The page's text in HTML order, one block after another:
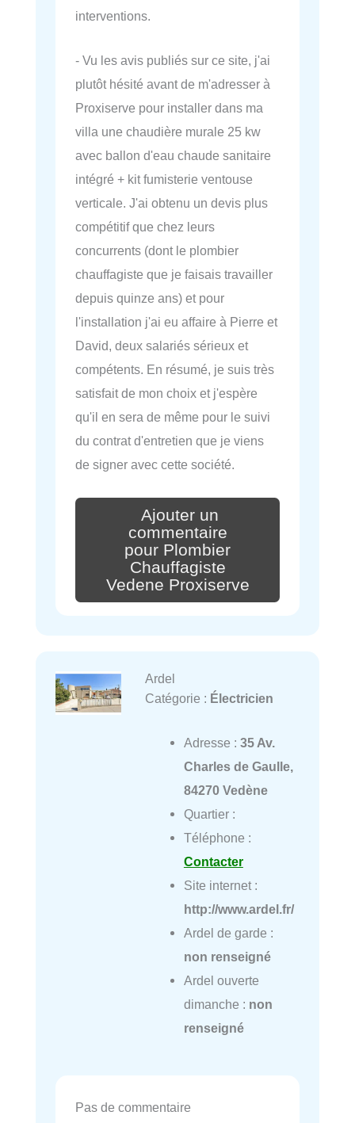
interventions.
- Vu les avis publiés sur ce site, j'ai
plutôt hésité avant de m'adresser à
Proxiserve pour installer dans ma
villa une chaudière murale 25 kw
avec ballon d'eau chaude sanitaire
intégré + kit fumisterie ventouse
verticale. J'ai obtenu un devis plus
compétitif que chez leurs
concurrents (dont le plombier
chauffagiste que je faisais travailler
depuis quinze ans) et pour
l'installation j'ai eu affaire à Pierre et
David, deux salariés sérieux et
compétents. En résumé, je suis très
satisfait de mon choix et j'espère
qu'il en sera de même pour le suivi
du contrat d'entretien que je viens
de signer avec cette société.
Ajouter un
commentaire
pour Plombier
Chauffagiste
Vedene Proxiserve
Ardel
Catégorie : Électricien
Adresse : 35 Av.
Charles de Gaulle,
84270 Vedène
Quartier :
Téléphone :
Contacter
Site internet :
http://www.ardel.fr/
Ardel de garde :
non renseigné
Ardel ouverte
dimanche : non
renseigné
Pas de commentaire